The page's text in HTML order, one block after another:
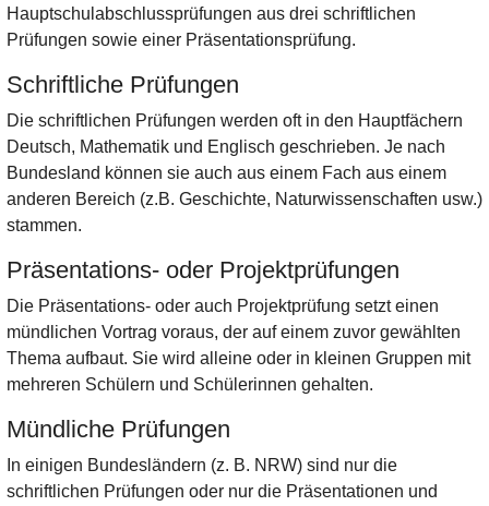
Hauptschulabschlussprüfungen aus drei schriftlichen
Prüfungen sowie einer Präsentationsprüfung.
Schriftliche Prüfungen
Die schriftlichen Prüfungen werden oft in den Hauptfächern
Deutsch, Mathematik und Englisch geschrieben. Je nach
Bundesland können sie auch aus einem Fach aus einem
anderen Bereich (z.B. Geschichte, Naturwissenschaften usw.)
stammen.
Präsentations- oder Projektprüfungen
Die Präsentations- oder auch Projektprüfung setzt einen
mündlichen Vortrag voraus, der auf einem zuvor gewählten
Thema aufbaut. Sie wird alleine oder in kleinen Gruppen mit
mehreren Schülern und Schülerinnen gehalten.
Mündliche Prüfungen
In einigen Bundesländern (z. B. NRW) sind nur die
schriftlichen Prüfungen oder nur die Präsentationen und